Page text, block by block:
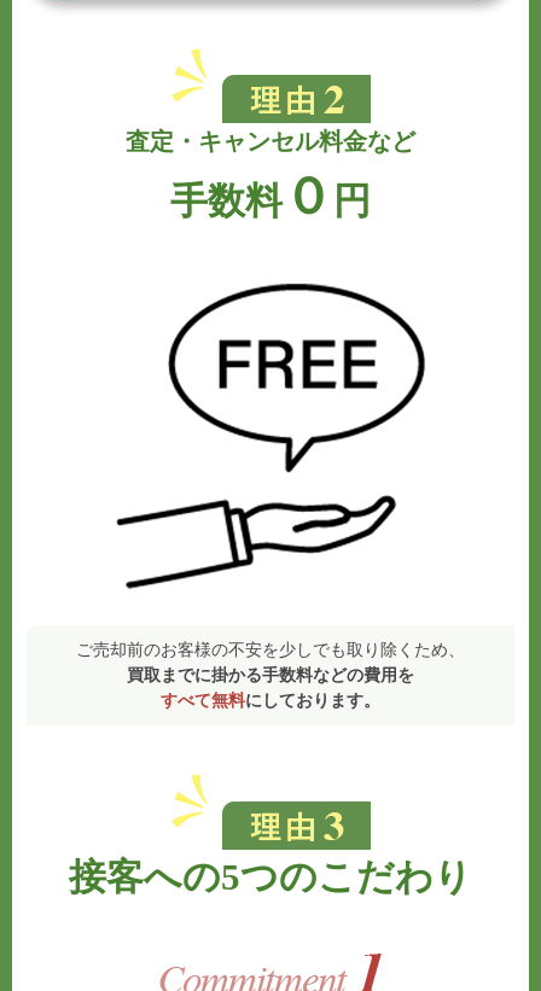
査定・キャンセル料金など
手数料０ 円
ご売却前のお客様の不安を少しでも取り除くため、
買取までに掛かる手数料などの費用を
すべて無料にしております。
接客への5つのこだわり